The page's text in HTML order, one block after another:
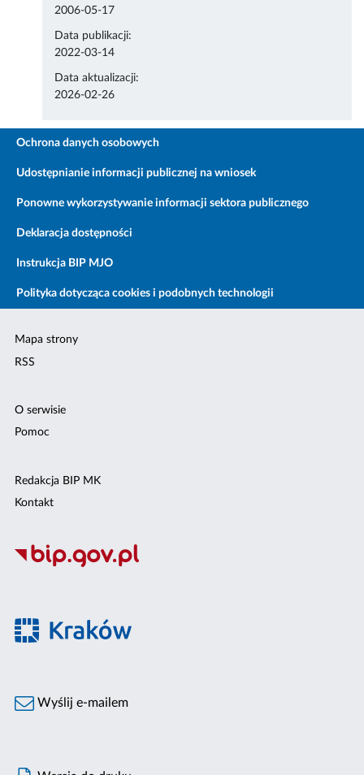
2006-05-17
Data publikacji:
2022-03-14
Data aktualizacji:
2026-02-26
Ochrona danych osobowych
Udostępnianie informacji publicznej na wniosek
Ponowne wykorzystywanie informacji sektora publicznego
Deklaracja dostępności
Instrukcja BIP MJO
Polityka dotycząca cookies i podobnych technologii
Mapa strony
RSS
O serwisie
Pomoc
Redakcja BIP MK
Kontakt
Wyślij e-mailem